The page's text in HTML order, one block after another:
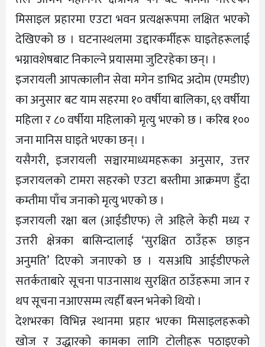
मिसाइल प्रहारमा एउटा भवन प्रत्यक्षरूपमा लक्षित भएको
देखिएको छ । घटनास्थलमा उद्दारकर्मीहरू घाइतेहरूलाई
भग्नावशेषबाट निकाल्ने प्रयासमा जुटिरहेका छन्। ।
इजरायली आपत्कालीन सेवा मगेन डाभिद अदोम (एमडीए)
का अनुसार बट याम सहरमा १० वर्षीया बालिका, ६९ वर्षीया
महिला र ८० वर्षीया महिलाको मृत्यु भएको छ । करिब १००
जना मानिस घाइते भएका छन्। ।
यसैगरी, इजरायली सञ्चारमाध्यमहरूका अनुसार, उत्तर
इजरायलको टामरा सहरको एउटा बस्तीमा आक्रमण हुँदा
कम्तीमा पाँच जनाको मृत्यु भएको छ ।
इजरायली रक्षा बल (आईडीएफ) ले अहिले केही मध्य र
उत्तरी क्षेत्रका बासिन्दालाई ‘सुरक्षित ठाउँहरू छाड्न
अनुमति’ दिएको जनाएको छ । यसअघि आईडीएफले
सतर्कताबारे सूचना पाउनासाथ सुरक्षित ठाउँहरूमा जान र
थप सूचना नआएसम्म त्यहीँ बस्न भनेको थियो ।
देशभरका विभिन्न स्थानमा प्रहार भएका मिसाइलहरूको
खोज र उद्धारको कामका लागि टोलीहरू पठाइएको